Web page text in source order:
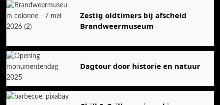
Zestig oldtimers bij afscheid
Brandweermuseum
Dagtour door historie en natuur